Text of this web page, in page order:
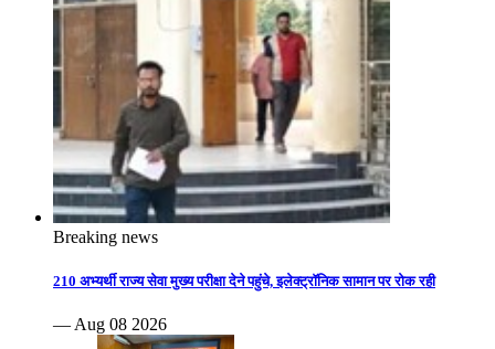
Breaking news
210 अभ्यर्थी राज्य सेवा मुख्य परीक्षा देने पहुंचे, इलेक्ट्रॉनिक सामान पर रोक रही
— Aug 08 2026